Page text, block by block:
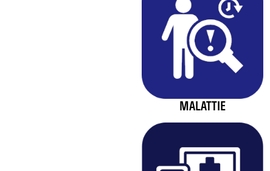
MALATTIE